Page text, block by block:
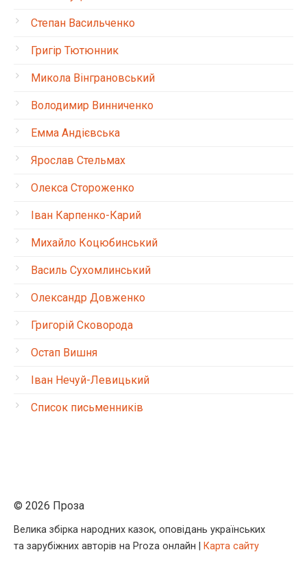
Степан Васильченко
Григір Тютюнник
Микола Вінграновський
Володимир Винниченко
Емма Андієвська
Ярослав Стельмах
Олекса Стороженко
Іван Карпенко-Карий
Михайло Коцюбинський
Василь Сухомлинський
Олександр Довженко
Григорій Сковорода
Остап Вишня
Іван Нечуй-Левицький
Список письменників
© 2026 Проза
Велика збірка народних казок, оповідань українських
та зарубіжних авторів на Proza онлайн |
Карта сайту